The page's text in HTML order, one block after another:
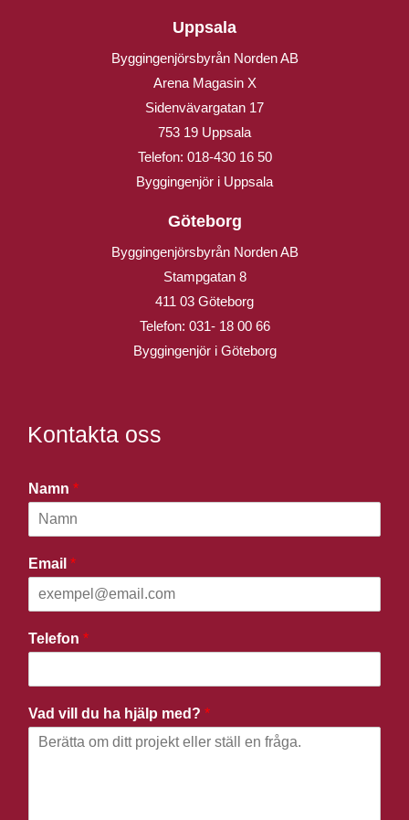
Uppsala
Byggingenjörsbyrån Norden AB
Arena Magasin X
Sidenvävargatan 17
753 19 Uppsala
Telefon: 018-430 16 50
Byggingenjör i Uppsala
Göteborg
Byggingenjörsbyrån Norden AB
Stampgatan 8
411 03 Göteborg
Telefon: 031- 18 00 66
Byggingenjör i Göteborg
Kontakta oss
Namn *
Email *
Telefon *
Vad vill du ha hjälp med? *